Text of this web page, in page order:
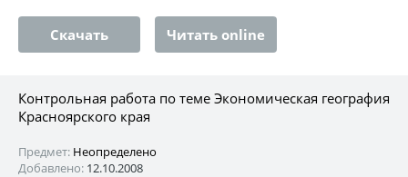
Скачать Читать online
Контрольная работа по теме Экономическая география
Красноярского края
Предмет: Неопределено
Добавлено: 12.10.2008